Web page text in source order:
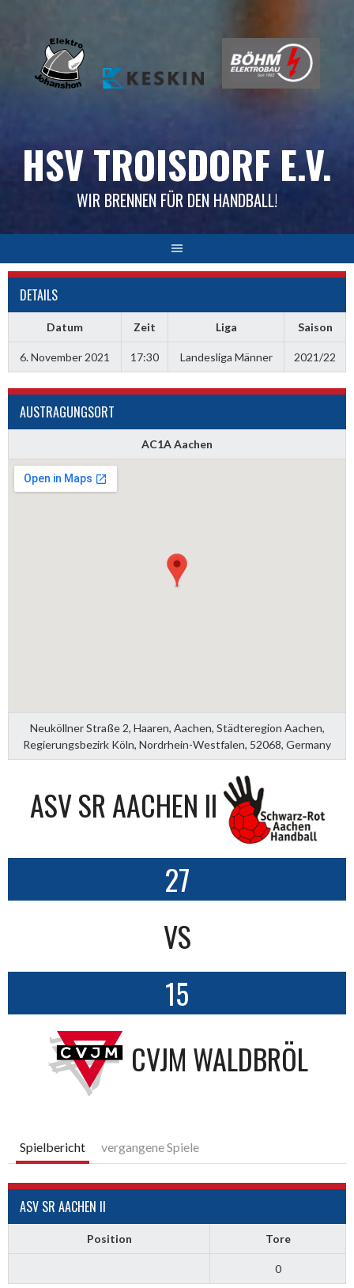
HSV TROISDORF E.V.
WIR BRENNEN FÜR DEN HANDBALL!
DETAILS
Datum Zeit Liga Saison
6. November 2021 17:30 Landesliga Männer 2021/22
AUSTRAGUNGSORT
AC1A Aachen
Neuköllner Straße 2, Haaren, Aachen, Städteregion Aachen,
Regierungsbezirk Köln, Nordrhein-Westfalen, 52068, Germany
ASV SR AACHEN II
27
VS
15
CVJM WALDBRÖL
Spielbericht vergangene Spiele
ASV SR AACHEN II
Position Tore
0